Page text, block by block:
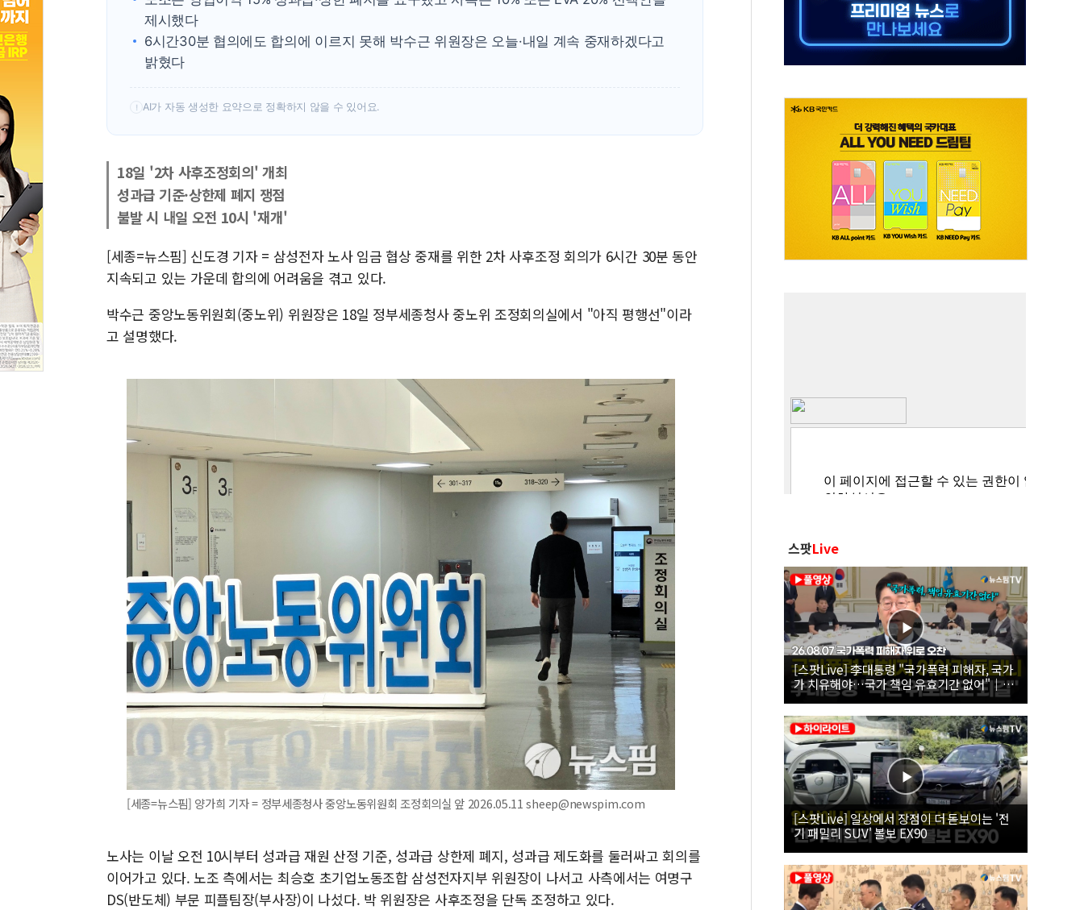
제시했다
6시간30분 협의에도 합의에 이르지 못해 박수근 위원장은 오늘·내일 계속 중재하겠다고
밝혔다
! AI가 자동 생성한 요약으로 정확하지 않을 수 있어요.
18일 '2차 사후조정회의' 개최
성과급 기준·상한제 폐지 쟁점
불발 시 내일 오전 10시 '재개'
[세종=뉴스핌] 신도경 기자 = 삼성전자 노사 임금 협상 중재를 위한 2차 사후조정 회의가 6시간 30분 동안
지속되고 있는 가운데 합의에 어려움을 겪고 있다.
박수근 중앙노동위원회(중노위) 위원장은 18일 정부세종청사 중노위 조정회의실에서 "아직 평행선"이라
고 설명했다.
[세종=뉴스핌] 양가희 기자 = 정부세종청사 중앙노동위원회 조정회의실 앞 2026.05.11 sheep@newspim.com
노사는 이날 오전 10시부터 성과급 재원 산정 기준, 성과급 상한제 폐지, 성과급 제도화를 둘러싸고 회의를
이어가고 있다. 노조 측에서는 최승호 초기업노동조합 삼성전자지부 위원장이 나서고 사측에서는 여명구
DS(반도체) 부문 피플팀장(부사장)이 나섰다. 박 위원장은 사후조정을 단독 조정하고 있다.
스팟Live
[스팟Live] 李대통령 "국가폭력 피해자, 국가
가 치유해야…국가 책임 유효기간 없어"｜
26.08.07 국가폭력 피해자 위로 오찬
[스팟Live] 일상에서 장점이 더 돋보이는 '전
기 패밀리 SUV' 볼보 EX90